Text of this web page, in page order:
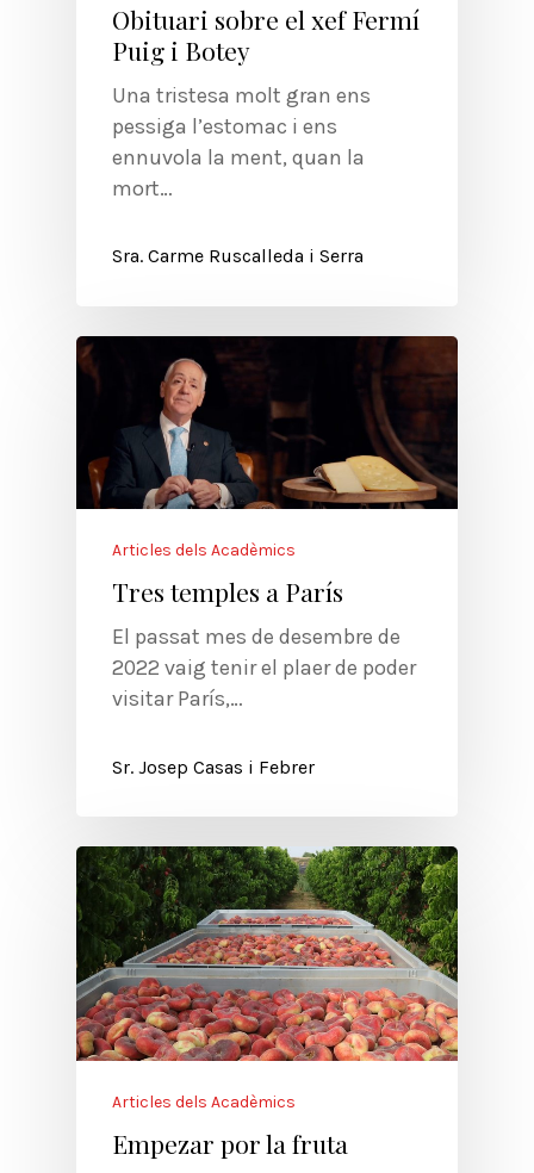
Obituari sobre el xef Fermí
Puig i Botey
Una tristesa molt gran ens
pessiga l’estomac i ens
ennuvola la ment, quan la
mort…
Sra. Carme Ruscalleda i Serra
Articles dels Acadèmics
Tres temples a París
El passat mes de desembre de
2022 vaig tenir el plaer de poder
visitar París,…
Sr. Josep Casas i Febrer
Articles dels Acadèmics
Empezar por la fruta